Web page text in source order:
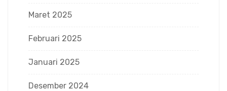
Maret 2025
Februari 2025
Januari 2025
Desember 2024